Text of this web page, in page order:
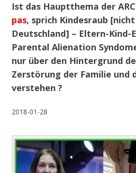
Ist das Hauptthema der
pas, sprich Kindesraub
Deutschland] – Eltern-Kind-
Parental Alienation
nur über den Hintergrund
Zerstörung der Familie und
verstehen ?
2018-01-28